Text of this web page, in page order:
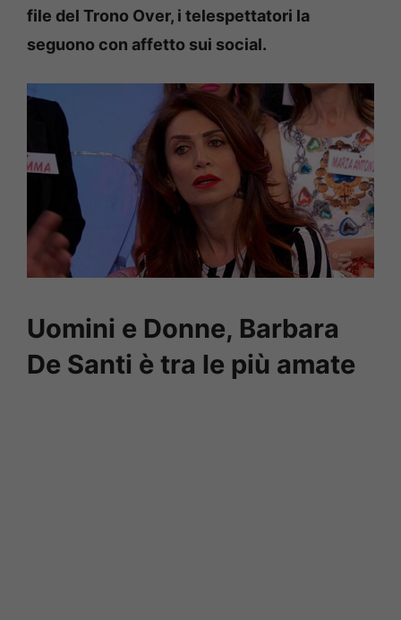
file del Trono Over, i telespettatori la
seguono con affetto sui social.
Uomini e Donne, Barbara
De Santi è tra le più amate